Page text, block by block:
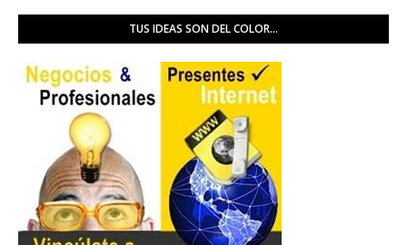
TUS IDEAS SON DEL COLOR...